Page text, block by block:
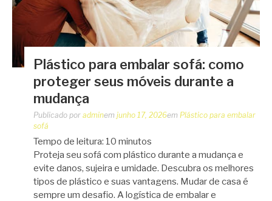
Plástico para embalar sofá: como
proteger seus móveis durante a
mudança
Publicado por adminem junho 17, 2026em Plástico para embalar
sofá
Tempo de leitura: 10 minutos
Proteja seu sofá com plástico durante a mudança e
evite danos, sujeira e umidade. Descubra os melhores
tipos de plástico e suas vantagens. Mudar de casa é
sempre um desafio. A logística de embalar e